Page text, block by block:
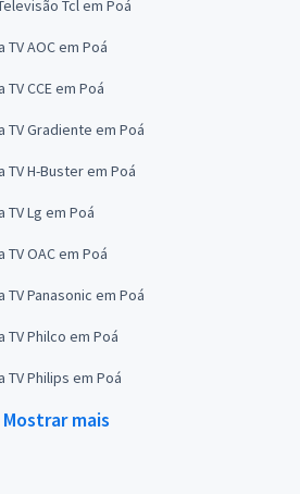
Tcl em Poá
AOC em Poá
CCE em Poá
TV Gradiente em Poá
H-Buster em Poá
Lg em Poá
OAC em Poá
Panasonic em Poá
Philco em Poá
Philips em Poá
Mostrar mais